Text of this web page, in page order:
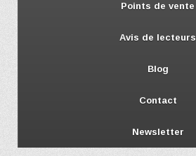
Points de vente
Avis de lecteurs
Blog
Contact
Newsletter